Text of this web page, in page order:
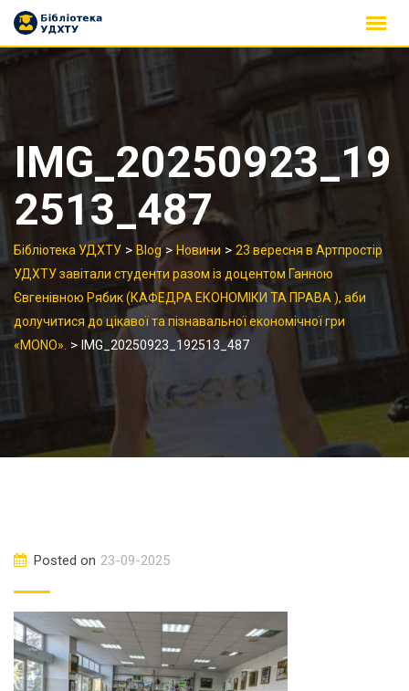
Skip
content
IMG_20250923_19
2513_487
Бібліотека УДХТУ > Blog>Новини > 23 вересня в Артпростір
УДХТУ завітали студенти разом із доцентом Ганною
Євгенівною Рябик (КАФЕДРА ЕКОНОМІКИ ТА ПРАВА ), аби
долучитися до цікавої та пізнавальної економічної гри
«MONO». > IMG_20250923_192513_487
Posted on 23-09-2025